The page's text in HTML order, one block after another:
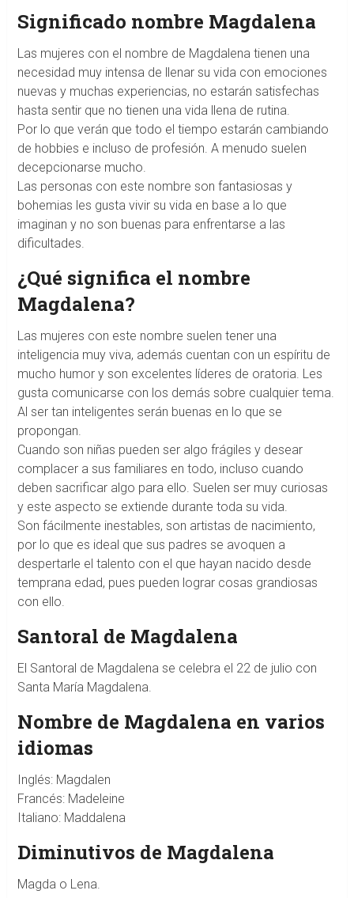
Significado nombre Magdalena
Las mujeres con el nombre de Magdalena tienen una
necesidad muy intensa de llenar su vida con emociones
nuevas y muchas experiencias, no estarán satisfechas
hasta sentir que no tienen una vida llena de rutina.
Por lo que verán que todo el tiempo estarán cambiando
de hobbies e incluso de profesión. A menudo suelen
decepcionarse mucho.
Las personas con este nombre son fantasiosas y
bohemias les gusta vivir su vida en base a lo que
imaginan y no son buenas para enfrentarse a las
dificultades.
¿Qué significa el nombre
Magdalena?
Las mujeres con este nombre suelen tener una
inteligencia muy viva, además cuentan con un espíritu de
mucho humor y son excelentes líderes de oratoria. Les
gusta comunicarse con los demás sobre cualquier tema.
Al ser tan inteligentes serán buenas en lo que se
propongan.
Cuando son niñas pueden ser algo frágiles y desear
complacer a sus familiares en todo, incluso cuando
deben sacrificar algo para ello. Suelen ser muy curiosas
y este aspecto se extiende durante toda su vida.
Son fácilmente inestables, son artistas de nacimiento,
por lo que es ideal que sus padres se avoquen a
despertarle el talento con el que hayan nacido desde
temprana edad, pues pueden lograr cosas grandiosas
con ello.
Santoral de Magdalena
El Santoral de Magdalena se celebra el 22 de julio con
Santa María Magdalena.
Nombre de Magdalena en varios
idiomas
Inglés: Magdalen
Francés: Madeleine
Italiano: Maddalena
Diminutivos de Magdalena
Magda o Lena.